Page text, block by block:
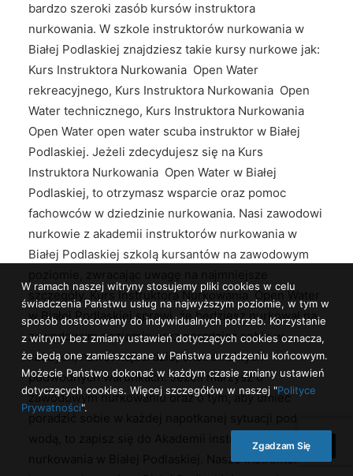
bardzo szeroki zasób kursów instruktora
nurkowania. W szkole instruktorów nurkowania w
Białej Podlaskiej znajdziesz takie kursy nurkowe jak:
Kurs Instruktora Nurkowania Open Water
rekreacyjnego, Kurs Instruktora Nurkowania Open
Water technicznego, Kurs Instruktora Nurkowania
Open Water open water scuba instruktor w Białej
Podlaskiej. Jeżeli zdecydujesz się na Kurs
Instruktora Nurkowania Open Water w Białej
Podlaskiej, to otrzymasz wsparcie oraz pomoc
fachowców w dziedzinie nurkowania. Nasi zawodowi
nurkowie z akademii instruktorów nurkowania w
Białej Podlaskiej szkolą kursantów na zawodowym
szczegóły. Kurs Instruktora Nurkowania Open Water
w Białej Podlaskiej sprawi, że będziesz nurkował na
zawodowym poziomie oraz poradzisz sobie w
każdych, nawet najbardziej ekstremalnych
podwodnych warunkach. Jeżeli marzysz o
zawodowym nurkowaniu oraz o tym, aby umieć
poradzić sobie w każdej napotkanej sytuacji pod
wodą, to zapisz się do Akademii instruktorów
nurkowania w Białej Podlaskiej. Nasze instruktorskie
W ramach naszej witryny stosujemy pliki cookies w celu
świadczenia Państwu usług na najwyższym poziomie, w tym w
sposób dostosowany do indywidualnych potrzeb. Korzystanie
z witryny bez zmiany ustawień dotyczących cookies oznacza,
że będą one zamieszczane w Państwa urządzeniu końcowym.
Możecie Państwo dokonać w każdym czasie zmiany ustawień
dotyczących cookies. Więcej szczegółów w naszej "Polityce
Prywatności".
Zgadzam Się